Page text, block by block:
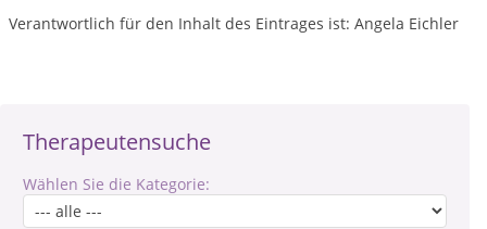
Therapeutensuche
Wählen Sie die Kategorie:
Verantwortlich für den Inhalt des Eintrages ist: Angela Eichler